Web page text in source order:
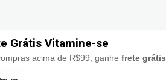
Grátis Vitamine-se
acima de R$99, ganhefrete grátis